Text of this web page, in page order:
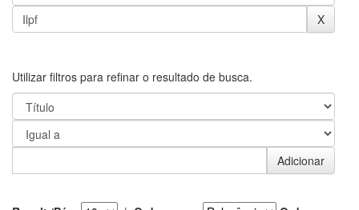
Utilizar filtros para refinar o resultado de busca.